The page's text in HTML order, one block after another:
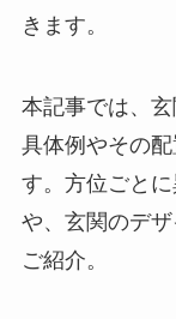
きます。
本記事では、
具体例やその
す。方位ごと
や、玄関のデ
ご紹介。